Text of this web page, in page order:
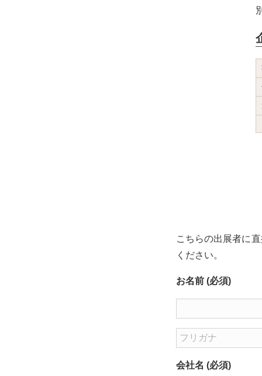
こちらの出展者に
ください。
お名前 (必須)
会社名 (必須)